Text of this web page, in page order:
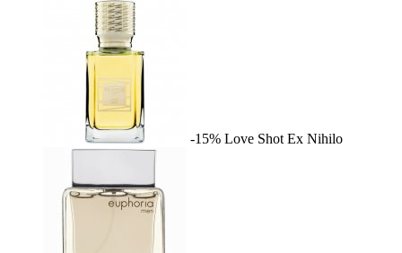
-15% Love Shot Ex Nihilo